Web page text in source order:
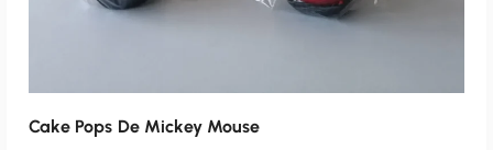
Cake Pops De Mickey Mouse